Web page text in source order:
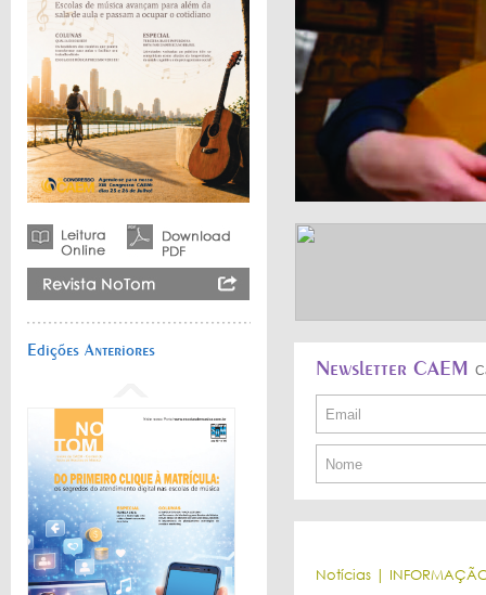
Edições Anteriores
Newsletter CAEM
Notícias |